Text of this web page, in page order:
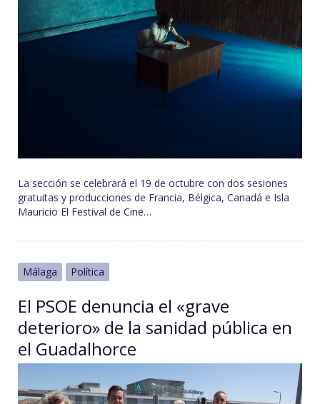
La sección se celebrará el 19 de octubre con dos sesiones
gratuitas y producciones de Francia, Bélgica, Canadá e Isla
Mauricio El Festival de Cine…
Málaga Política
El PSOE denuncia el «grave
deterioro» de la sanidad pública en
el Guadalhorce